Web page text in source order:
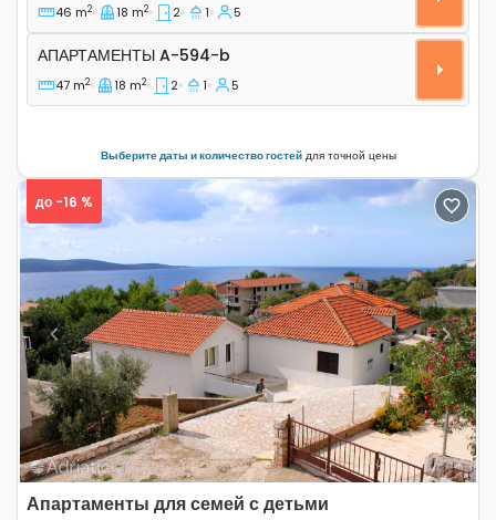
46 m2 18 m2 2 1 5
Апартаменты A-594-b
АПАРТАМЕНТЫ A-594-b
47 m2 18 m2 2 1 5
Выберите даты и количество гостейдля точной цены
Previous Next
до -16 %
Апартаменты для семей с детьми